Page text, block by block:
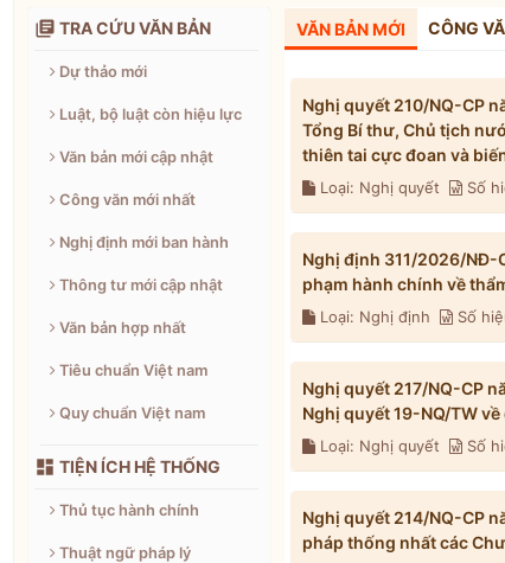
 TRA CỨU VĂN BẢN
Dự thảo mới
Luật, bộ luật còn hiệu lực
Văn bản mới cập nhật
Công văn mới nhất
Nghị định mới ban hành
Thông tư mới cập nhật
Văn bản hợp nhất
Tiêu chuẩn Việt nam
Quy chuẩn Việt nam
 TIỆN ÍCH HỆ THỐNG
Thủ tục hành chính
Thuật ngữ pháp lý
VĂN BẢN MỚI CÔNG
Nghị quyết 210/NQ-CP
Tổng Bí thư, Chủ tịch
thiên tai cực đoan và
Loại: Nghị quyết Số
Nghị định 311/2026/NĐ-
phạm hành chính về
Loại: Nghị định Số
Nghị quyết 217/NQ-CP
Nghị quyết 19-NQ/TW
Loại: Nghị quyết Số
Nghị quyết 214/NQ-CP
pháp thống nhất các